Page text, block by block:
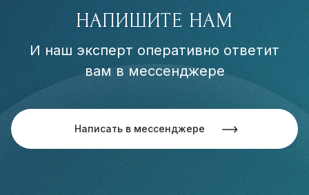
НАПИШИТЕ НАМ
И наш эксперт оперативно ответит
вам в мессенджере
Написать в мессенджере